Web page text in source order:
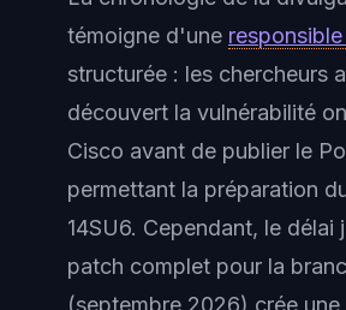
témoigne d'une
structurée : les chercheurs
découvert la vulnérabilité
Cisco avant de publier le
permettant la préparation
14SU6. Cependant, le délai
patch complet pour la
(septembre 2026) crée